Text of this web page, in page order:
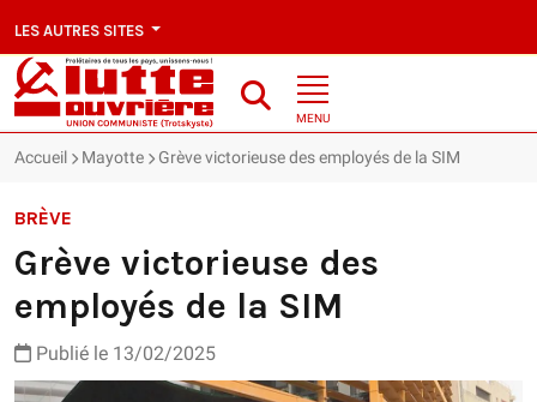
LES AUTRES SITES
MENU
Accueil Mayotte Grève victorieuse des employés de la SIM
BRÈVE
Grève victorieuse des
employés de la SIM
Publié le 13/02/2025